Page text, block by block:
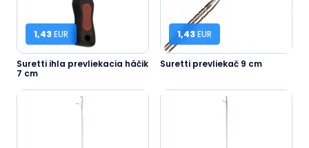
1,43EUR
Suretti ihla prevliekacia háčik
7 cm
1,43EUR
Suretti prevliekač 9 cm